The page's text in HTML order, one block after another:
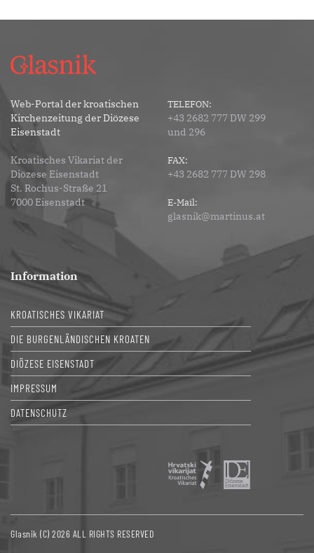
Web-Portal der kroatischen
Kirchenzeitung der Diözese
Eisenstadt
Kroatisches Vikariat der
Diözese Eisenstadt
St. Rochus-Straße 21
7000 Eisenstadt
TELEFON:
+43 2682 777 DW 299
und 296
FAX:
+43 2682 777 DW 298
E-Mail:
glasnik@martinus.at
Information
KROATISCHES VIKARIAT
DIE BURGENLÄNDISCHEN KROATEN
DIÖZESE EISENSTADT
IMPRESSUM
DATENSCHUTZ
Glasnik (C) 2026 ALL RIGHTS RESERVED